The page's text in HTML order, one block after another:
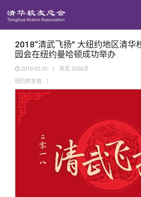
地区联络
年级联络
专业委员会
兴趣群体
西南联大校友会
回馈母校
捐赠项目
捐赠纪事
捐赠方法
义工计划
媒体平台
《水木清华》
我要订阅
新媒体平台
清华人物
清华故事
青春风采
校友服务
终身学习
信息化服务
校友总会
总会简介
2018“清武飞扬” 大纽约地区清华
园会在纽约曼哈顿成功举办
2018-02-25 | 浏览 2036次
纽约校友会
|